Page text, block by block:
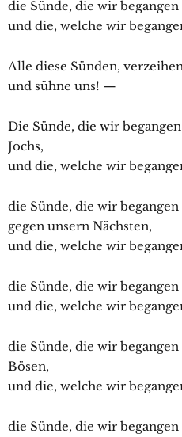
die Sünde, die wir
und die, welche wir
Alle diese Sünden,
und sühne uns! —
Die Sünde, die wir
Jochs,
und die, welche wir
die Sünde, die wir
gegen unsern Nächsten,
und die, welche wir
die Sünde, die wir
und die, welche wir
die Sünde, die wir
Bösen,
und die, welche wir
die Sünde, die wir